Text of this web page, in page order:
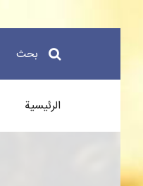
الرئيسية